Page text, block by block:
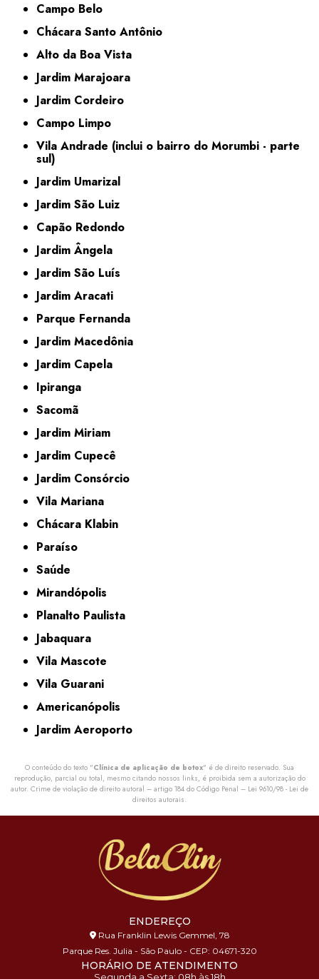
Campo Belo
Chácara Santo Antônio
Alto da Boa Vista
Jardim Marajoara
Jardim Cordeiro
Campo Limpo
Vila Andrade (inclui o bairro do Morumbi - parte
sul)
Jardim Umarizal
Jardim São Luiz
Capão Redondo
Jardim Ângela
Jardim São Luís
Jardim Aracati
Parque Fernanda
Jardim Macedônia
Jardim Capela
Ipiranga
Sacomã
Jardim Miriam
Jardim Cupecê
Jardim Consórcio
Vila Mariana
Chácara Klabin
Paraíso
Saúde
Mirandópolis
Planalto Paulista
Jabaquara
Vila Mascote
Vila Guarani
Americanópolis
Jardim Aeroporto
O conteúdo do texto "Clínica de aplicação de botox" é de direito reservado. Sua
reprodução, parcial ou total, mesmo citando nossos links, é proibida sem a autorização do
autor. Crime de violação de direito autoral – artigo 184 do Código Penal – Lei 9610/98 - Lei de
direitos autorais.
ENDEREÇO
Rua Franklin Lewis Gemmel, 78
Parque Res. Julia - São Paulo - CEP: 04671-320
HORÁRIO DE ATENDIMENTO